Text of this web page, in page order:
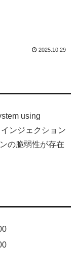
2025.10.29
using
ンジェクション
の脆弱性が存在